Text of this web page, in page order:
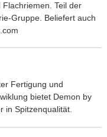
Flachriemen. Teil der
Gruppe. Beliefert auch
Fertigung und
bietet Demon by
in Spitzenqualität.